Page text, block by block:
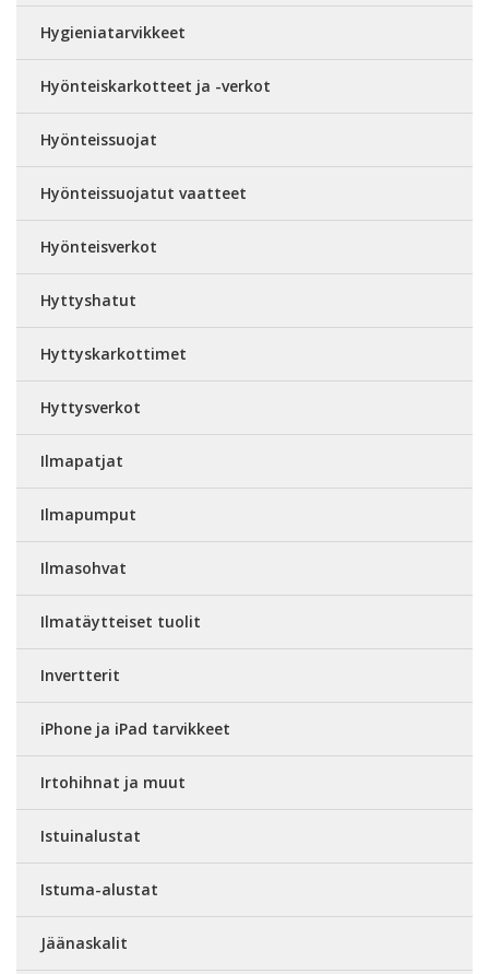
Hygieniatarvikkeet
Hyönteiskarkotteet ja -verkot
Hyönteissuojat
Hyönteissuojatut vaatteet
Hyönteisverkot
Hyttyshatut
Hyttyskarkottimet
Hyttysverkot
Ilmapatjat
Ilmapumput
Ilmasohvat
Ilmatäytteiset tuolit
Invertterit
iPhone ja iPad tarvikkeet
Irtohihnat ja muut
Istuinalustat
Istuma-alustat
Jäänaskalit